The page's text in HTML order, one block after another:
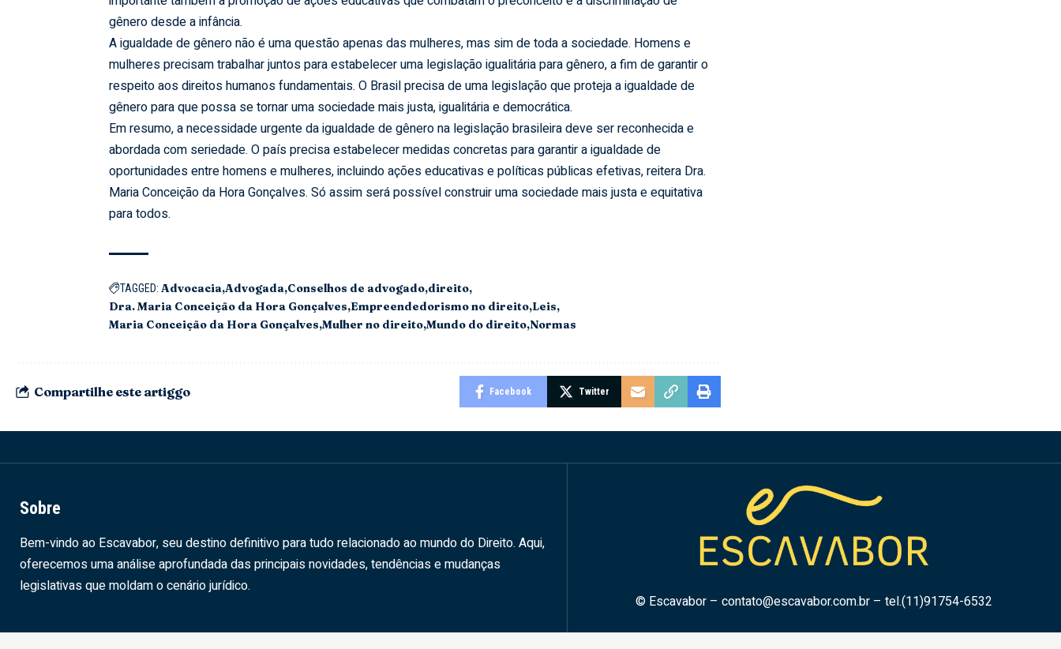
gênero desde a infância.
A igualdade de gênero não é uma questão apenas das mulheres, mas sim de toda a sociedade. Homens e
mulheres precisam trabalhar juntos para estabelecer uma legislação igualitária para gênero, a fim de garantir o
respeito aos direitos humanos fundamentais. O Brasil precisa de uma legislação que proteja a igualdade de
gênero para que possa se tornar uma sociedade mais justa, igualitária e democrática.
Em resumo, a necessidade urgente da igualdade de gênero na legislação brasileira deve ser reconhecida e
abordada com seriedade. O país precisa estabelecer medidas concretas para garantir a igualdade de
oportunidades entre homens e mulheres, incluindo ações educativas e políticas públicas efetivas, reitera Dra.
Maria Conceição da Hora Gonçalves. Só assim será possível construir uma sociedade mais justa e equitativa
para todos.
TAGGED: Advocacia Advogada Conselhos de advogado direito
Dra. Maria Conceição da Hora Gonçalves Empreendedorismo no direito Leis
Maria Conceição da Hora Gonçalves Mulher no direito Mundo do direito Normas
Compartilhe este artiggo Facebook Twitter
Sobre
Bem-vindo ao Escavabor, seu destino definitivo para tudo relacionado ao mundo do Direito. Aqui,
oferecemos uma análise aprofundada das principais novidades, tendências e mudanças
legislativas que moldam o cenário jurídico.
© Escavabor –contato@escavabor.com.br – tel.(11)91754-6532